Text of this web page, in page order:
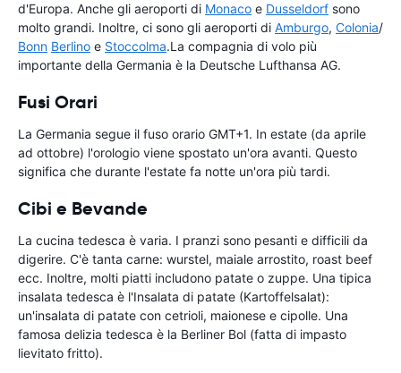
d'Europa. Anche gli aeroporti di Monaco e Dusseldorf sono
molto grandi. Inoltre, ci sono gli aeroporti di Amburgo, Colonia/
Bonn Berlino e Stoccolma.La compagnia di volo più
importante della Germania è la Deutsche Lufthansa AG.
Fusi Orari
La Germania segue il fuso orario GMT+1. In estate (da aprile
ad ottobre) l'orologio viene spostato un'ora avanti. Questo
significa che durante l'estate fa notte un'ora più tardi.
Cibi e Bevande
La cucina tedesca è varia. I pranzi sono pesanti e difficili da
digerire. C'è tanta carne: wurstel, maiale arrostito, roast beef
ecc. Inoltre, molti piatti includono patate o zuppe. Una tipica
insalata tedesca è l'Insalata di patate (Kartoffelsalat):
un'insalata di patate con cetrioli, maionese e cipolle. Una
famosa delizia tedesca è la Berliner Bol (fatta di impasto
lievitato fritto).